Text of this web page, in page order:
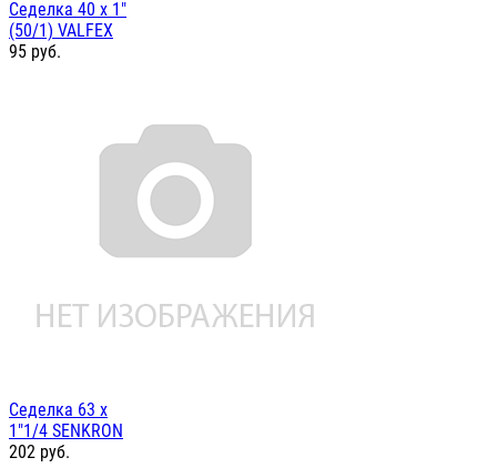
Седелка 40 х 1"
(50/1) VALFEX
95 руб.
Седелка 63 х
1"1/4 SENKRON
202 руб.